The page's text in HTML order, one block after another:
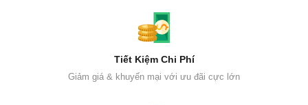
Tiết Kiệm Chi Phí
Giảm giá & khuyến mại với ưu đãi cực lớn